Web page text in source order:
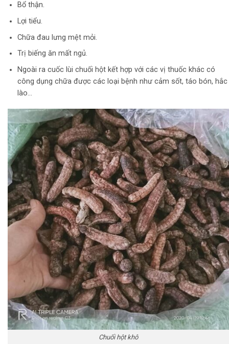
Bổ thận.
Lợi tiểu.
Chữa đau lưng mệt mỏi.
Trị biếng ăn mất ngủ.
Ngoài ra cuốc lùi chuối hột kết hợp với các vị thuốc khác có
công dụng chữa được các loại bệnh như cảm sốt, táo bón, hắc
lào…
Chuối hột khô